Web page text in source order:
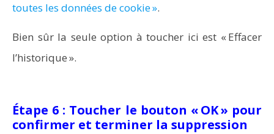
toutes les données de cookie ».
Bien sûr la seule option à toucher ici est « Effacer
l’historique ».
Étape 6 : Toucher le bouton « OK » pour
confirmer et terminer la suppression